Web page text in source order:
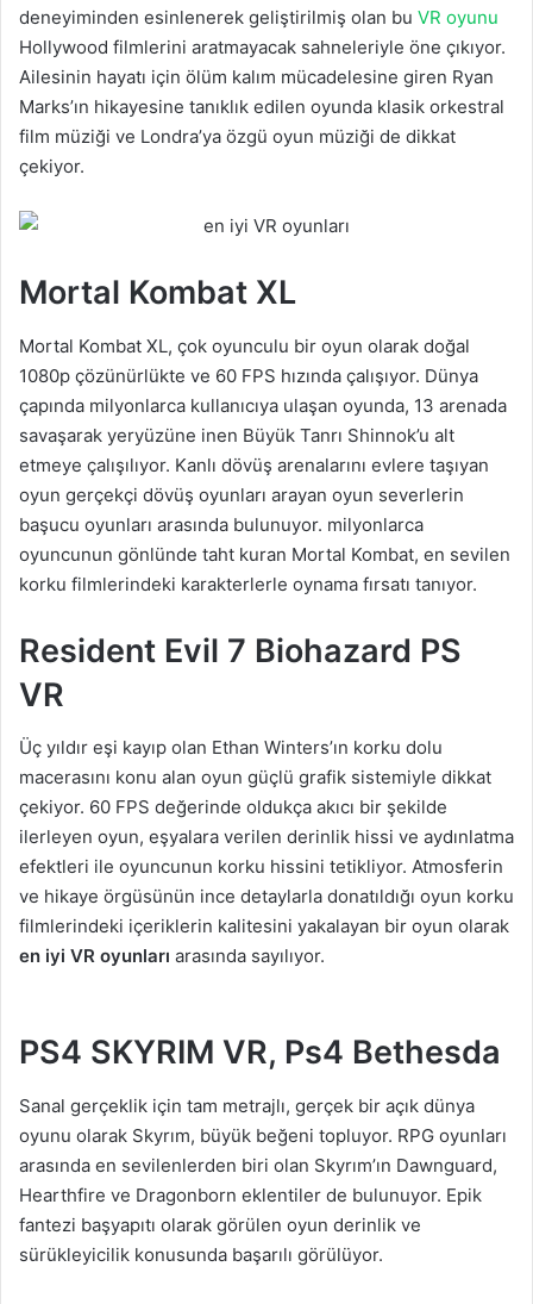
deneyiminden esinlenerek geliştirilmiş olan bu VR oyunu
Hollywood filmlerini aratmayacak sahneleriyle öne çıkıyor.
Ailesinin hayatı için ölüm kalım mücadelesine giren Ryan
Marks’ın hikayesine tanıklık edilen oyunda klasik orkestral
film müziği ve Londra’ya özgü oyun müziği de dikkat
çekiyor.
Mortal Kombat XL
Mortal Kombat XL, çok oyunculu bir oyun olarak doğal
1080p çözünürlükte ve 60 FPS hızında çalışıyor. Dünya
çapında milyonlarca kullanıcıya ulaşan oyunda, 13 arenada
savaşarak yeryüzüne inen Büyük Tanrı Shinnok’u alt
etmeye çalışılıyor. Kanlı dövüş arenalarını evlere taşıyan
oyun gerçekçi dövüş oyunları arayan oyun severlerin
başucu oyunları arasında bulunuyor. milyonlarca
oyuncunun gönlünde taht kuran Mortal Kombat, en sevilen
korku filmlerindeki karakterlerle oynama fırsatı tanıyor.
Resident Evil 7 Biohazard PS
VR
Üç yıldır eşi kayıp olan Ethan Winters’ın korku dolu
macerasını konu alan oyun güçlü grafik sistemiyle dikkat
çekiyor. 60 FPS değerinde oldukça akıcı bir şekilde
ilerleyen oyun, eşyalara verilen derinlik hissi ve aydınlatma
efektleri ile oyuncunun korku hissini tetikliyor. Atmosferin
ve hikaye örgüsünün ince detaylarla donatıldığı oyun korku
filmlerindeki içeriklerin kalitesini yakalayan bir oyun olarak
en iyi VR oyunları arasında sayılıyor.
PS4 SKYRIM VR, Ps4 Bethesda
Sanal gerçeklik için tam metrajlı, gerçek bir açık dünya
oyunu olarak Skyrım, büyük beğeni topluyor. RPG oyunları
arasında en sevilenlerden biri olan Skyrım’ın Dawnguard,
Hearthfire ve Dragonborn eklentiler de bulunuyor. Epik
fantezi başyapıtı olarak görülen oyun derinlik ve
sürükleyicilik konusunda başarılı görülüyor.